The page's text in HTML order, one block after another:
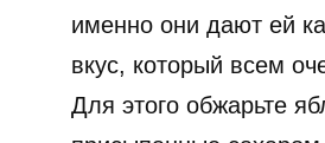
именно они дают ей
вкус, который всем
Для этого обжарьте